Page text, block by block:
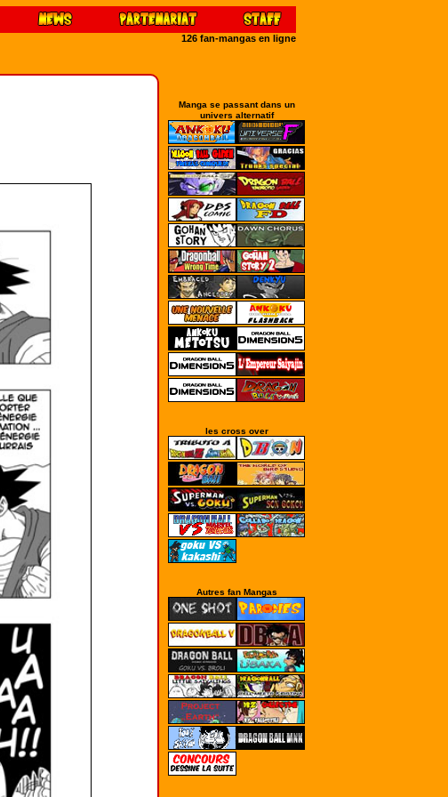
126 fan-mangas en ligne
Manga se passant dans un
univers alternatif
les cross over
Autres fan Mangas